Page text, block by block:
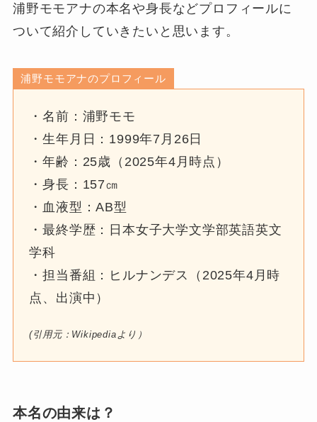
浦野モモアナの本名や身長などプロフィールに
ついて紹介していきたいと思います。
浦野モモアナのプロフィール
・名前：浦野モモ
・生年月日：1999年7月26日
・年齢：25歳（2025年4月時点）
・身長：157㎝
・血液型：AB型
・最終学歴：日本女子大学文学部英語英文
学科
・担当番組：ヒルナンデス（2025年4月時
点、出演中）
(引用元：Wikipediaより）
本名の由来は？